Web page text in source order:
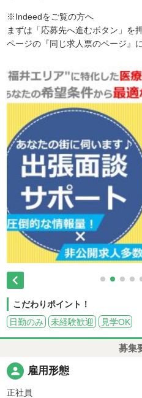
※Indeedをご覧の方へ
まずは「応募先へ進むボタン」を
ページの『同じ求人票のページ』

こだわりポイント！
日勤のみ
未経験歓迎 見学OK
募集
person 雇用形態
正社員